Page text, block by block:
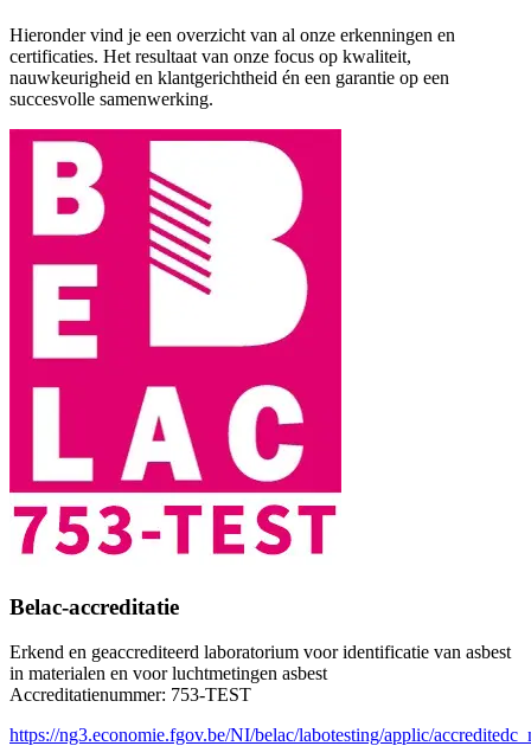
Hieronder vind je een overzicht van al onze erkenningen en
certificaties. Het resultaat van onze focus op kwaliteit,
nauwkeurigheid en klantgerichtheid én een garantie op een
succesvolle samenwerking.
Belac-accreditatie
Erkend en geaccrediteerd laboratorium voor identificatie van asbest
in materialen en voor luchtmetingen asbest
Accreditatienummer: 753-TEST
https://ng3.economie.fgov.be/NI/belac/labotesting/applic/